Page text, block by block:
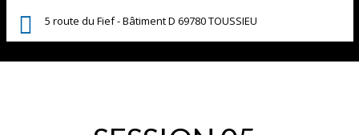
5 route du Fief - Bâtiment D 69780 TOUSSIEU